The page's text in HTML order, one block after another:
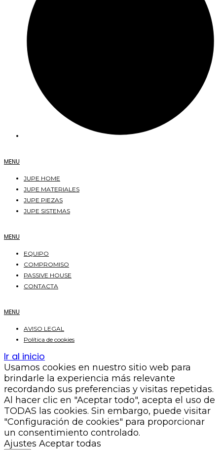
MENU
JUPE HOME
JUPE MATERIALES
JUPE PIEZAS
JUPE SISTEMAS
MENU
EQUIPO
COMPROMISO
PASSIVE HOUSE
CONTACTA
MENU
AVISO LEGAL
Política de cookies
Ir al inicio
Usamos cookies en nuestro sitio web para
brindarle la experiencia más relevante
recordando sus preferencias y visitas repetidas.
Al hacer clic en "Aceptar todo", acepta el uso de
TODAS las cookies. Sin embargo, puede visitar
"Configuración de cookies" para proporcionar
un consentimiento controlado.
Ajustes Aceptar todas